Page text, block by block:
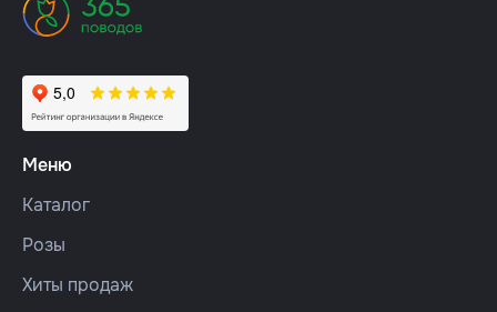
Меню
Каталог
Розы
Хиты продаж